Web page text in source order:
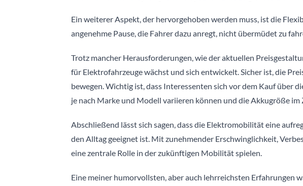
Ein weiterer Aspekt, der hervorgehoben werden muss, ist die
angenehme Pause, die Fahrer dazu anregt, nicht übermüdet zu
Trotz mancher Herausforderungen, wie der aktuellen
für Elektrofahrzeuge wächst und sich entwickelt. Sicher ist, die
bewegen. Wichtig ist, dass Interessenten sich vor dem Kauf über
je nach Marke und Modell variieren können und die Akkugröße
Abschließend lässt sich sagen, dass die Elektromobilität eine
den Alltag geeignet ist. Mit zunehmender Erschwinglichkeit,
eine zentrale Rolle in der zukünftigen Mobilität spielen.
Eine meiner humorvollsten, aber auch lehrreichsten Erfahrungen